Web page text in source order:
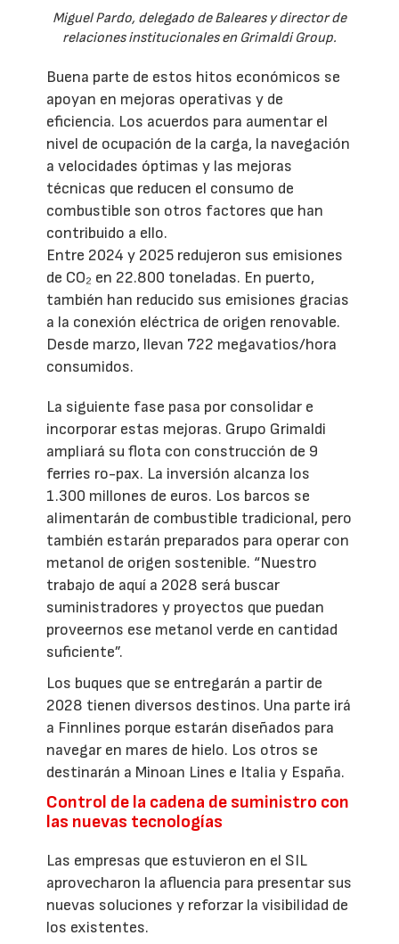
Miguel Pardo, delegado de Baleares y director de
relaciones institucionales en Grimaldi Group.
Buena parte de estos hitos económicos se
apoyan en mejoras operativas y de
eficiencia. Los acuerdos para aumentar el
nivel de ocupación de la carga, la navegación
a velocidades óptimas y las mejoras
técnicas que reducen el consumo de
combustible son otros factores que han
contribuido a ello.
Entre 2024 y 2025 redujeron sus emisiones
de CO₂ en 22.800 toneladas. En puerto,
también han reducido sus emisiones gracias
a la conexión eléctrica de origen renovable.
Desde marzo, llevan 722 megavatios/hora
consumidos.
La siguiente fase pasa por consolidar e
incorporar estas mejoras. Grupo Grimaldi
ampliará su flota con construcción de 9
ferries ro-pax. La inversión alcanza los
1.300 millones de euros. Los barcos se
alimentarán de combustible tradicional, pero
también estarán preparados para operar con
metanol de origen sostenible. “Nuestro
trabajo de aquí a 2028 será buscar
suministradores y proyectos que puedan
proveernos ese metanol verde en cantidad
suficiente”.
Los buques que se entregarán a partir de
2028 tienen diversos destinos. Una parte irá
a Finnlines porque estarán diseñados para
navegar en mares de hielo. Los otros se
destinarán a Minoan Lines e Italia y España.
Control de la cadena de suministro con
las nuevas tecnologías
Las empresas que estuvieron en el SIL
aprovecharon la afluencia para presentar sus
nuevas soluciones y reforzar la visibilidad de
los existentes.